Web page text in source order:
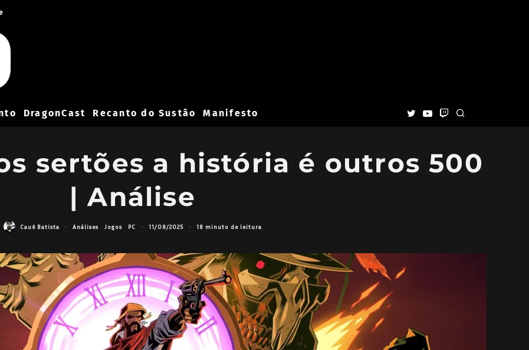
DragonCast Recanto do Sustão Manifesto
sertões a história é outros 500
| Análise
Cauê Batista · Análises Jogos PC · 11/08/2025 · 18 minuto de leitura